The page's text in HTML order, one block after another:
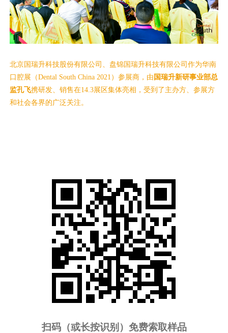
北京国瑞升科技股份有限公司 、盘锦国瑞升科技有限公司作为华南
口腔展（Dental South China 2021）参展商，由 国瑞升新研事业部总
监孔飞携研发、销售在14.3展区集体亮相，受到了主办方、参展方
和社会各界的广泛关注。
扫码（或长按识别）免费索取样品